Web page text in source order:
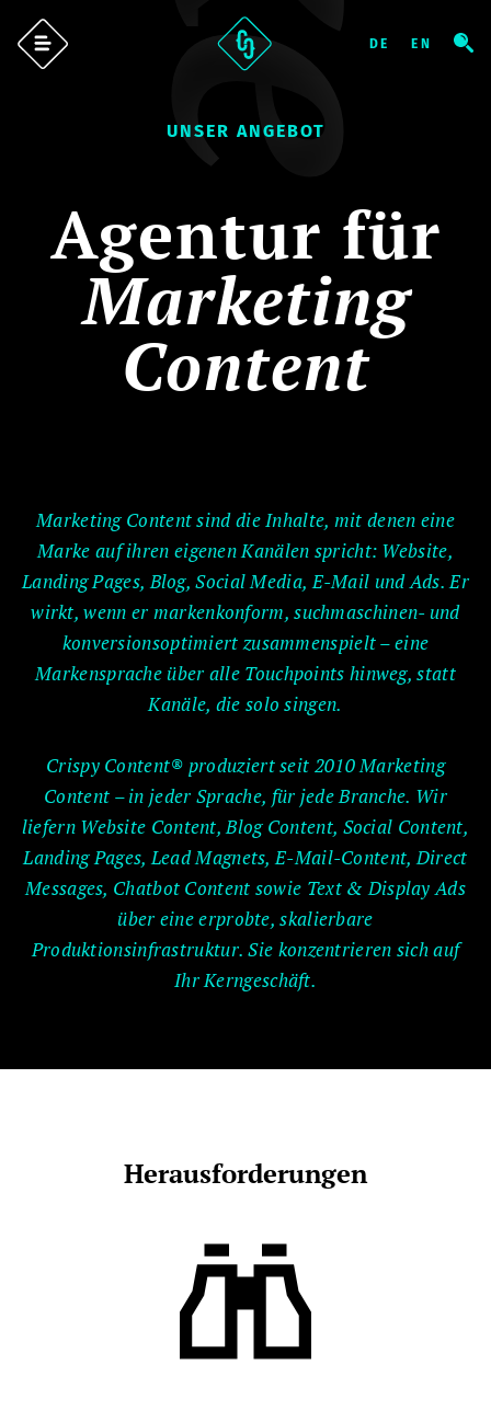
UNSER ANGEBOT
Agentur für
Marketing
Content
Marketing Content sind die Inhalte, mit denen eine
Marke auf ihren eigenen Kanälen spricht: Website,
Landing Pages, Blog, Social Media, E-Mail und Ads. Er
wirkt, wenn er markenkonform, suchmaschinen- und
konversionsoptimiert zusammenspielt – eine
Markensprache über alle Touchpoints hinweg, statt
Kanäle, die solo singen.
Crispy Content® produziert seit 2010 Marketing
Content – in jeder Sprache, für jede Branche. Wir
liefern Website Content, Blog Content, Social Content,
Landing Pages, Lead Magnets, E-Mail-Content, Direct
Messages, Chatbot Content sowie Text & Display Ads
über eine erprobte, skalierbare
Produktionsinfrastruktur. Sie konzentrieren sich auf
Ihr Kerngeschäft.
Herausforderungen